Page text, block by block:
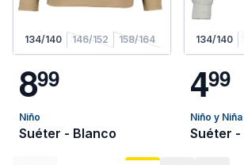
134/140 146/152 158/164
899
Niño
Suéter - Blanco
134/140
499
Niño y Niña
Suéter -